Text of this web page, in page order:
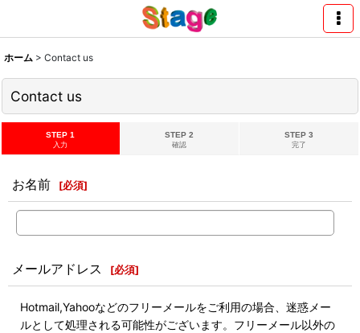
ホーム > Contact us
Contact us
STEP 1
入力
STEP 2
確認
STEP 3
完了
お名前 [必須]
メールアドレス [必須]
Hotmail,Yahooなどのフリーメールをご利用の場合、迷惑メー
ルとして処理される可能性がございます。フリーメール以外の